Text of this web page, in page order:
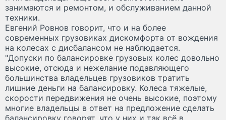
занимаются и ремонтом, и обслуживанием данной
техники.
Евгений Ровнов говорит, что и на более
современных грузовиках дискомфорта от вождения
на колесах с дисбалансом не наблюдается.
"Допуски по балансировке грузовых колес довольно
высокие, отсюда и нежелание подавляющего
большинства владельцев грузовиков тратить
лишние деньги на балансировку. Колеса тяжелые,
скорости передвижения не очень высокие, поэтому
многие владельцы в ответ на предложение сделать